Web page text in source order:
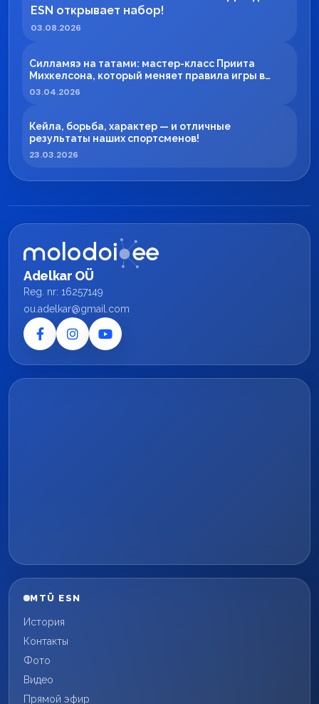
ESN открывает набор!
03.08.2026
Силламяэ на татами: мастер-класс Приита
Михкелсона, который меняет правила игры в
регионе
03.04.2026
Кейла, борьба, характер — и отличные
результаты наших спортсменов!
23.03.2026
Adelkar OÜ
Reg. nr: 16257149
ou.adelkar@gmail.com
MTÜ ESN
История
Контакты
Фото
Видео
Прямой эфир